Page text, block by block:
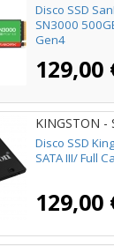
Disco SSD
SN3000
Gen4
129,00
KINGSTON -
Disco SSD
SATA III/ Full
129,00